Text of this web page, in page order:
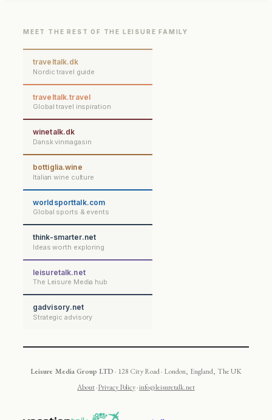
MEET THE REST OF THE LEISURE FAMILY
traveltalk.dk
Nordic travel guide
traveltalk.travel
Global travel inspiration
winetalk.dk
Dansk vinmagasin
bottiglia.wine
Italian wine culture
worldsporttalk.com
Global sports & events
think-smarter.net
Ideas worth exploring
leisuretalk.net
The Leisure Media hub
gadvisory.net
Strategic advisory
Leisure Media Group LTD· 128 City Road · London, England, The UK
About·Privacy Policy·info@leisuretalk.net